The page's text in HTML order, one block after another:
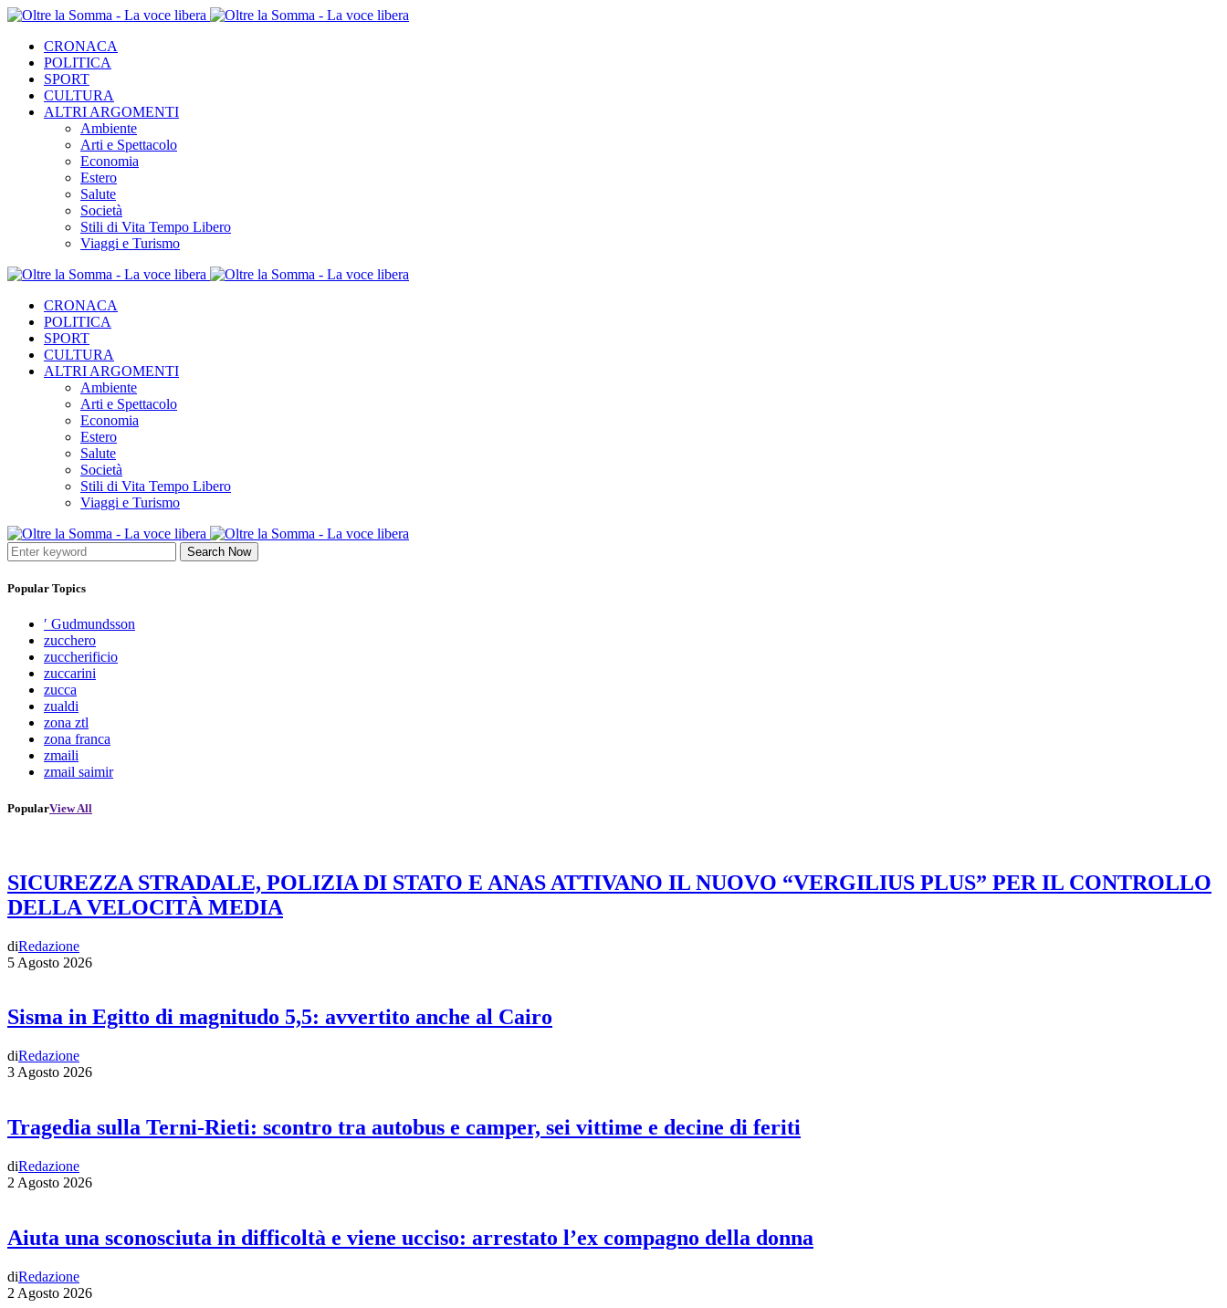
CRONACA
POLITICA
SPORT
CULTURA
ALTRI ARGOMENTI
Ambiente
Arti e Spettacolo
Economia
Estero
Salute
Società
Stili di Vita Tempo Libero
Viaggi e Turismo
CRONACA
POLITICA
SPORT
CULTURA
ALTRI ARGOMENTI
Ambiente
Arti e Spettacolo
Economia
Estero
Salute
Società
Stili di Vita Tempo Libero
Viaggi e Turismo
Search Now
Popular Topics
′ Gudmundsson
zucchero
zuccherificio
zuccarini
zucca
zualdi
zona ztl
zona franca
zmaili
zmail saimir
PopularView All
SICUREZZA STRADALE, POLIZIA DI STATO E ANAS ATTIVANO IL NUOVO “VERGILIUS PLUS” PER IL CONTROLLO
DELLA VELOCITÀ MEDIA
diRedazione
5 Agosto 2026
Sisma in Egitto di magnitudo 5,5: avvertito anche al Cairo
diRedazione
3 Agosto 2026
Tragedia sulla Terni-Rieti: scontro tra autobus e camper, sei vittime e decine di feriti
diRedazione
2 Agosto 2026
Aiuta una sconosciuta in difficoltà e viene ucciso: arrestato l’ex compagno della donna
diRedazione
2 Agosto 2026